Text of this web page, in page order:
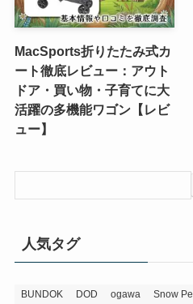
MacSports折りたたみ式カ
ート徹底レビュー：アウト
ドア・買い物・子育てに大
活躍の多機能ワゴン【レビ
ュー】
人気タグ
BUNDOK DOD ogawa Snow